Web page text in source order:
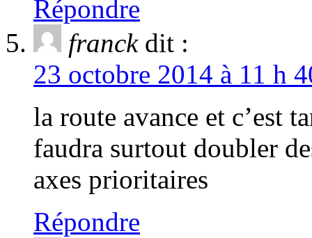
Répondre
franck dit :
23 octobre 2014 à 11 h
la route avance et c’est
faudra surtout doubler
axes prioritaires
Répondre